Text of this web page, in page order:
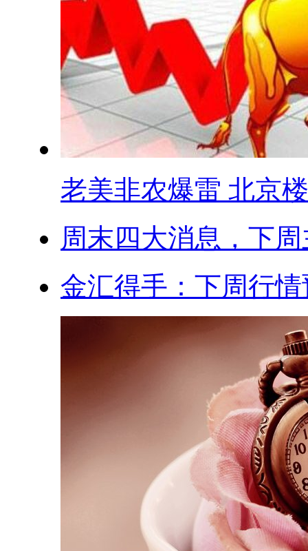
老美非农爆雷 北京
周末四大消息，下
金汇得手：下周行情